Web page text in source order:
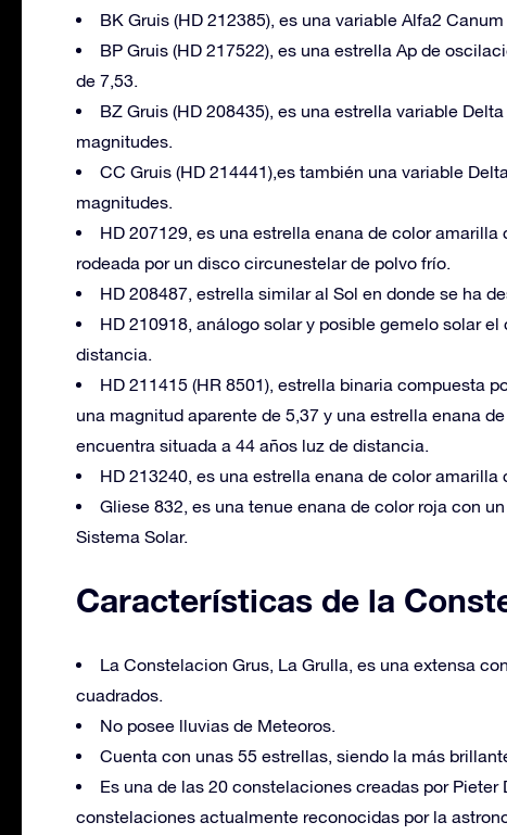
BK Gruis (HD 212385), es una variable Alfa2
BP Gruis (HD 217522), es una estrella Ap de
de 7,53.
BZ Gruis (HD 208435), es una estrella variable
magnitudes.
CC Gruis (HD 214441),es también una variable
magnitudes.
HD 207129, es una estrella enana de color
rodeada por un disco circunestelar de polvo frío.
HD 208487, estrella similar al Sol en donde se ha
HD 210918, análogo solar y posible gemelo solar
distancia.
HD 211415 (HR 8501), estrella binaria compuesta
una magnitud aparente de 5,37 y una estrella enana
encuentra situada a 44 años luz de distancia.
HD 213240, es una estrella enana de color
Gliese 832, es una tenue enana de color roja con
Sistema Solar.
Características de la
La Constelacion Grus, La Grulla, es una extensa
cuadrados.
No posee lluvias de Meteoros.
Cuenta con unas 55 estrellas, siendo la más
Es una de las 20 constelaciones creadas por Pieter
constelaciones actualmente reconocidas por la